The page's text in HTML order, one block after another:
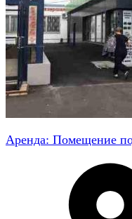
Аренда: Помещение